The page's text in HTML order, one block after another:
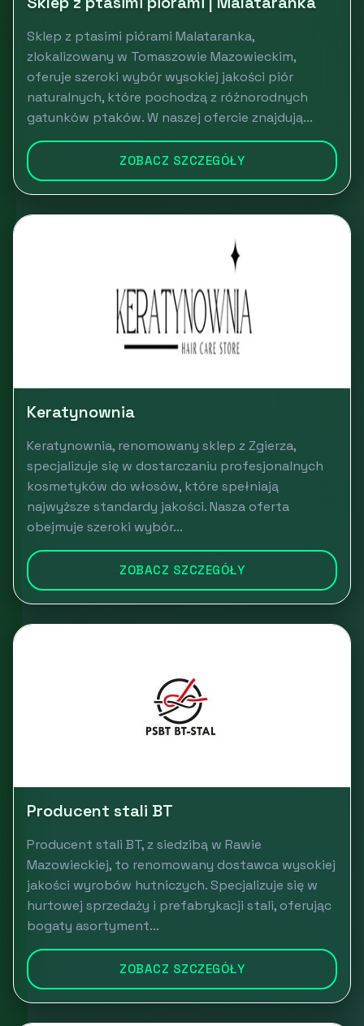
Sklep z ptasimi piórami Malataranka,
zlokalizowany w Tomaszowie Mazowieckim,
oferuje szeroki wybór wysokiej jakości piór
naturalnych, które pochodzą z różnorodnych
gatunków ptaków. W naszej ofercie znajdują...
ZOBACZ SZCZEGÓŁY
Keratynownia
Keratynownia, renomowany sklep z Zgierza,
specjalizuje się w dostarczaniu profesjonalnych
kosmetyków do włosów, które spełniają
najwyższe standardy jakości. Nasza oferta
obejmuje szeroki wybór...
ZOBACZ SZCZEGÓŁY
Producent stali BT
Producent stali BT, z siedzibą w Rawie
Mazowieckiej, to renomowany dostawca wysokiej
jakości wyrobów hutniczych. Specjalizuje się w
hurtowej sprzedaży i prefabrykacji stali, oferując
bogaty asortyment...
ZOBACZ SZCZEGÓŁY